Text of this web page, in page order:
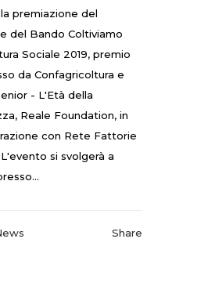
premiazione del
del Bando Coltiviamo
Sociale 2019, premio
da Confagricoltura e
- L'Età della
Reale Foundation, in
con Rete Fattorie
si svolgerà a
Share